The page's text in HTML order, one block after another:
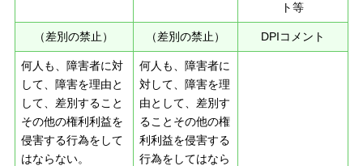
ト等
（差別の禁止） （差別の禁止） DPIコメント
何人も、障害者に対
して、障害を理由と
して、差別すること
その他の権利利益を
侵害する行為をして
はならない。
何人も、障害者に
対して、障害を理
由として、差別す
ることその他の権
利利益を侵害する
行為をしてはなら